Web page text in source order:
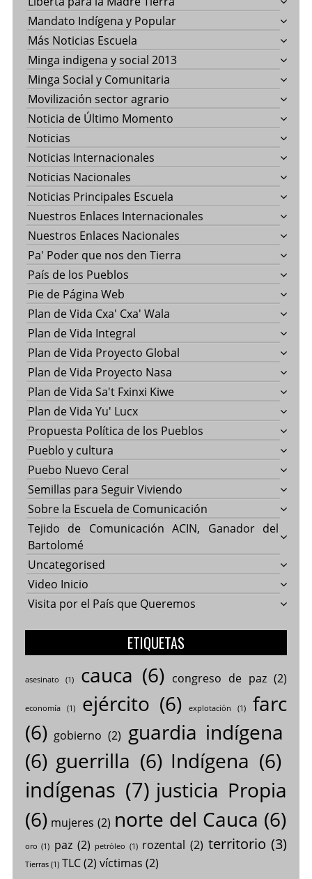
Mandato Indígena y Popular
Más Noticias Escuela
Minga indigena y social 2013
Minga Social y Comunitaria
Movilización sector agrario
Noticia de Último Momento
Noticias
Noticias Internacionales
Noticias Nacionales
Noticias Principales Escuela
Nuestros Enlaces Internacionales
Nuestros Enlaces Nacionales
Pa' Poder que nos den Tierra
País de los Pueblos
Pie de Página Web
Plan de Vida Cxa' Cxa' Wala
Plan de Vida Integral
Plan de Vida Proyecto Global
Plan de Vida Proyecto Nasa
Plan de Vida Sa't Fxinxi Kiwe
Plan de Vida Yu' Lucx
Propuesta Política de los Pueblos
Pueblo y cultura
Puebo Nuevo Ceral
Semillas para Seguir Viviendo
Sobre la Escuela de Comunicación
Tejido de Comunicación ACIN, Ganador del
Bartolomé
Uncategorised
Video Inicio
Visita por el País que Queremos
ETIQUETAS
asesinato (1) cauca (6) congreso de paz(2)
economía(1) ejército (6) explotación (1)
farc
(6) gobierno (2) guardia indígena
(6) guerrilla (6) Indígena (6)
indígenas (7) justicia Propia
(6) mujeres (2) norte del Cauca (6)
oro (1) paz (2) petróleo (1) rozental (2) territorio (3)
Tierras(1) TLC(2) víctimas (2)